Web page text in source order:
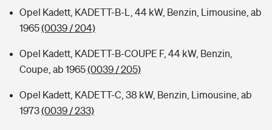
Typklassen: So ist Ihr Auto eingestuft
Opel Kadett, KADETT-B-L, 44 kW, Benzin, Limousine, ab
1965(0039 / 204)
Opel Kadett, KADETT-B-COUPE F, 44 kW, Benzin,
Coupe, ab 1965(0039 / 205)
Opel Kadett, KADETT-C, 38 kW, Benzin, Limousine, ab
1973(0039 / 233)